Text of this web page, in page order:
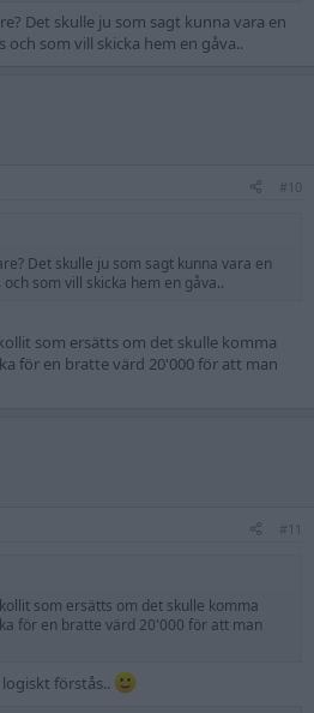
Det skulle ju som sagt kunna vara en
som vill skicka hem en gåva..
#10
Det skulle ju som sagt kunna vara en
som vill skicka hem en gåva..
som ersätts om det skulle komma
för en bratte värd 20'000 för att man
#11
som ersätts om det skulle komma
för en bratte värd 20'000 för att man
förstås..